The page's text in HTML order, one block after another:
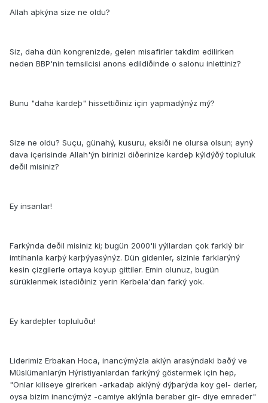
Allah aþkýna size ne oldu?
Siz, daha dün kongrenizde, gelen misafirler takdim edilirken
neden BBP'nin temsilcisi anons edildiðinde o salonu inlettiniz?
Bunu "daha kardeþ" hissettiðiniz için yapmadýnýz mý?
Size ne oldu? Suçu, günahý, kusuru, eksiði ne olursa olsun; ayný
dava içerisinde Allah'ýn birinizi diðerinize kardeþ kýldýðý topluluk
deðil misiniz?
Ey insanlar!
Farkýnda deðil misiniz ki; bugün 2000'li yýllardan çok farklý bir
imtihanla karþý karþýyasýnýz. Dün gidenler, sizinle farklarýný
kesin çizgilerle ortaya koyup gittiler. Emin olunuz, bugün
sürüklenmek istediðiniz yerin Kerbela'dan farký yok.
Ey kardeþler topluluðu!
Liderimiz Erbakan Hoca, inancýmýzla aklýn arasýndaki baðý ve
Müslümanlarýn Hýristiyanlardan farkýný göstermek için hep,
"Onlar kiliseye girerken -arkadaþ aklýný dýþarýda koy gel- derler,
oysa bizim inancýmýz -camiye aklýnla beraber gir- diye emreder"